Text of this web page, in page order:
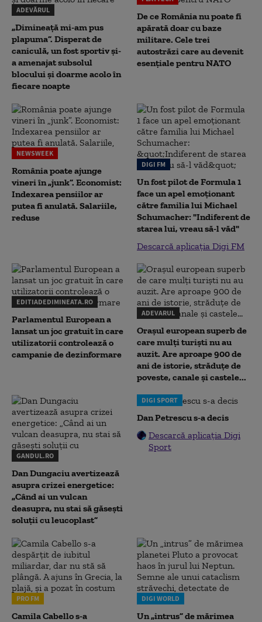
ADEVĂRUL
„Dimineață mi-am pus
plapuma”. Disperat de
caniculă, un fost sportiv și-
a amenajat subsolul
blocului și doarme acolo în
fiecare noapte
De ce România nu poate fi
apărată doar cu baze
militare. Cele trei
autostrăzi care au devenit
esențiale pentru NATO
NEWSWEEK
România poate ajunge
vineri în „junk”. Economist:
Indexarea pensiilor ar
putea fi anulată. Salariile,
reduse
DIGI FM
Un fost pilot de Formula 1
face un apel emoționant
către familia lui Michael
Schumacher: "Indiferent de
starea lui, vreau să-l văd"
Descarcă aplicația Digi FM
EDITIADEDIMINEATA.RO
Parlamentul European a
lansat un joc gratuit în care
utilizatorii controlează o
campanie de dezinformare
ADEVARUL
Orașul european superb de
care mulți turiști nu au
auzit. Are aproape 900 de
ani de istorie, străduțe de
poveste, canale și castele...
GANDUL.RO
Dan Dungaciu avertizează
asupra crizei energetice:
„Când ai un vulcan
deasupra, nu stai să găsești
soluții cu leucoplast”
DIGI SPORT
Dan Petrescu s-a decis
Descarcă aplicația Digi
Sport
PRO FM
Camila Cabello s-a
DIGI WORLD
Un „intrus” de mărimea